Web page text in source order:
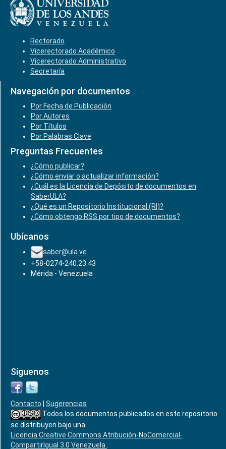
Rectorado
Vicerectorado Académico
Vicerectorado Administrativo
Secretaría
Navegación por documentos
Por Fecha de Publicación
Por Autores
Por Títulos
Por Palabras Clave
Preguntas Frecuentes
¿Cómo publicar?
¿Cómo enviar o actualizar información?
¿Cuál es la Licencia de Depósito de documentos en
SaberULA?
¿Qué es un Repositorio Institucional (RI)?
¿Cómo obtengo RSS por tipo de documentos?
Ubícanos
saber@ula.ve
+58-0274-240.23.43
Mérida - Venezuela
Síguenos
Contacto
Sugerencias
Todos los documentos publicados en este repositorio
se distribuyen bajo una
Licencia Creative Commons Atribución-NoComercial-
CompartirIgual 3.0 Venezuela